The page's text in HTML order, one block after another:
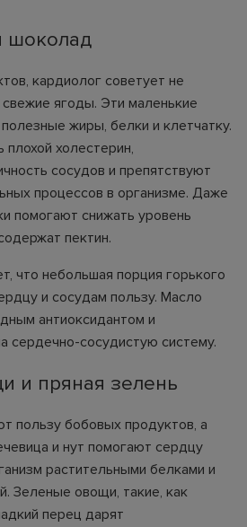
шоколад
кардиолог советует не
ягоды. Эти маленькие
жиры, белки и клетчатку.
холестерин,
сосудов и препятствуют
процессов в организме. Даже
помогают снижать уровень
пектин.
что небольшая порция горького
и сосудам пользу. Масло
антиоксидантом и
сердечно-сосудистую систему.
и пряная зелень
пользу бобовых продуктов, а
и нут помогают сердцу
растительными белками и
Зеленые овощи, такие, как
перец дарят